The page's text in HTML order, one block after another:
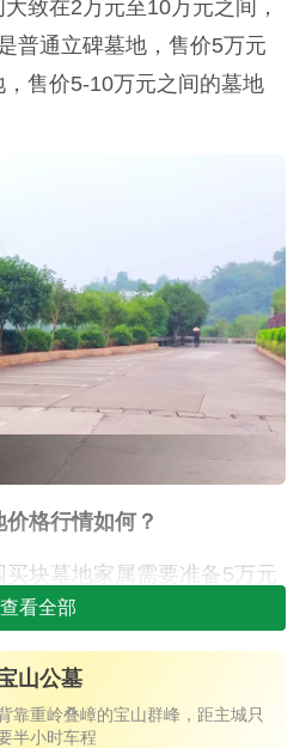
致在2万元至10万元之间，
普通立碑墓地，售价5万元
售价5-10万元之间的墓地
格行情如何？
买块墓地家属需要准备5万元
属买墓地的现场报价了。
准备得比较充裕，可以买个
人的骨灰。如果买墓地的
个墓位安葬亲人骨灰就可
查看全部
山公墓
靠重岭叠嶂的宝山群峰，距主城只
半小时车程